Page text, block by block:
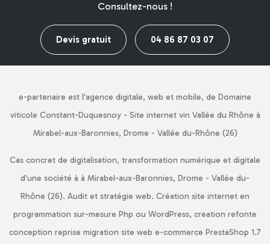
Consultez-nous !
Devis gratuit 04 86 87 03 07
e-partenaire est l'agence digitale, web et mobile, de Domaine
viticole Constant-Duquesnoy - Site internet vin Vallée du Rhône à
Mirabel-aux-Baronnies, Drome - Vallée du-Rhône (26)
Cas concret de digitalisation, transformation numérique et digitale
d'une société à à Mirabel-aux-Baronnies, Drome - Vallée du-
Rhône (26). Audit et stratégie web. Création site internet en
programmation sur-mesure Php ou WordPress, creation refonte
conception reprise migration site web e-commerce PrestaShop 1.7